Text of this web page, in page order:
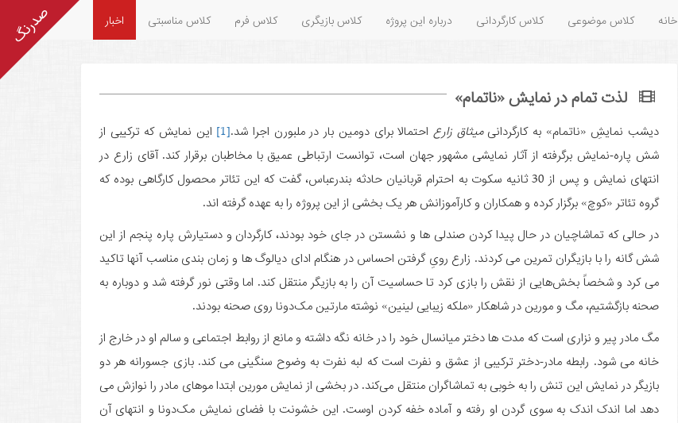
خانه کلاس موضوعی کلاس کارگردانی درباره این پروژه کلاس بازیگری کلاس فرم کلاس مناسبتی اخبار
لذت تمام در نمایش «ناتمام»
دیشب نمایشِ «ناتمام» به کارگردانیمیثاق زارع احتمالا برای دومین بار در ملبورن اجرا شد.[1]
این نمایش که ترکیبی از
شش پاره‌-نمایش برگرفته از آثار نمایشی مشهور جهان است، توانست ارتباطی عمیق با مخاطبان برقرار کند. آقای زارع در
انتهای نمایش و پس از 30 ثانیه سکوت به احترام قربانیان حادثه بندرعباس، گفت که این تئاتر محصول کارگاهی بوده که
گروه تئاتر «کوچ» برگزار کرده و همکاران و کارآموزانش هر یک بخشی از این پروژه را به عهده گرفته اند.
در حالی که تماشاچیان در حال پیدا کردن صندلی ها و نشستن در جای خود بودند، کارگردان و دستیارش پاره پنجم از این
شش گانه را با بازیگران تمرین می کردند. زارع رویِ گرفتن احساس در هنگام ادای دیالوگ ها و زمان بندی مناسب آنها تاکید
می کرد و شخصاً بخش‌هایی از نقش را بازی کرد تا حساسیت آن را به بازیگر منتقل کند. اما وقتی نور گرفته شد و دوباره به
صحنه بازگشتیم، مگ و مورین در شاهکار «ملکه زیبایی لینین» نوشته مارتین مک‌دونا روی صحنه بودند.
مگ مادر پیر و نزاری است که مدت ها دختر میانسال خود را در خانه نگه داشته و مانع از روابط اجتماعی و سالم او در خارج از
خانه می شود. رابطه مادر-دختر ترکیبی از عشق و نفرت است که لبه نفرت به وضوح سنگینی می کند. بازی جسورانه هر دو
بازیگر در نمایش این تنش را به خوبی به تماشاگران منتقل می‌کند. در بخشی از نمایش مورین ابتدا موهای مادر را نوازش می
دهد اما اندک اندک به سوی گردن او رفته و آماده خفه کردن اوست. این خشونت با فضای نمایش مک‌دونا و انتهای آن